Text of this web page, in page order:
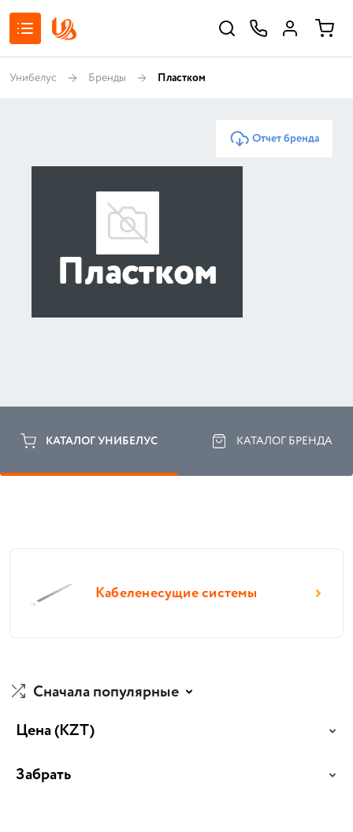
Унибелус Бренды Пластком
Отчет бренда
Пластком
КАТАЛОГ УНИБЕЛУС КАТАЛОГ БРЕНДА
Кабеленесущие системы
Сначала популярные
Цена(KZT)
Забрать